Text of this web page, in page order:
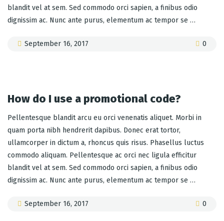
blandit vel at sem. Sed commodo orci sapien, a finibus odio
dignissim ac. Nunc ante purus, elementum ac tempor se …
September 16, 2017 0
How do I use a promotional code?
Pellentesque blandit arcu eu orci venenatis aliquet. Morbi in
quam porta nibh hendrerit dapibus. Donec erat tortor,
ullamcorper in dictum a, rhoncus quis risus. Phasellus luctus
commodo aliquam. Pellentesque ac orci nec ligula efficitur
blandit vel at sem. Sed commodo orci sapien, a finibus odio
dignissim ac. Nunc ante purus, elementum ac tempor se …
September 16, 2017 0